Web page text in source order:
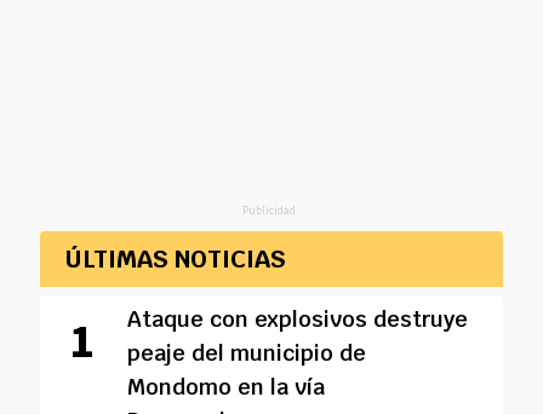
Publicidad
ÚLTIMAS NOTICIAS
Ataque con explosivos destruye
peaje del municipio de
Mondomo en la vía